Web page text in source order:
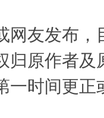
网友发布
归原作者
一时间更正